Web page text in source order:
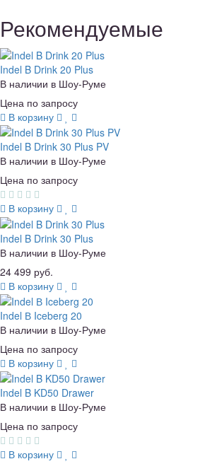
Рекомендуемые
Indel B Drink 20 Plus
В наличии в Шоу-Руме
Цена по запросу
В корзину
Indel B Drink 30 Plus PV
В наличии в Шоу-Руме
Цена по запросу
В корзину
Indel B Drink 30 Plus
В наличии в Шоу-Руме
24 499 руб.
В корзину
Indel В Iceberg 20
В наличии в Шоу-Руме
Цена по запросу
В корзину
Indel B KD50 Drawer
В наличии в Шоу-Руме
Цена по запросу
В корзину